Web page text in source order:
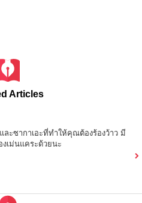
Articles
ละซากาเอะที่ทำให้คุณต้องร้องว้าว มี
เม่นแคระด้วยนะ